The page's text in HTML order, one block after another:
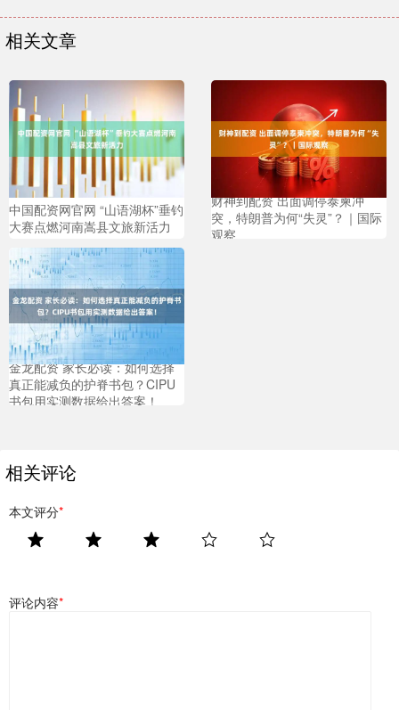
相关文章
中国配资网官网 “山语湖杯”垂钓
大赛点燃河南嵩县文旅新活力
财神到配资 出面调停泰柬冲
突，特朗普为何“失灵”？｜国际
观察
金龙配资 家长必读：如何选择
真正能减负的护脊书包？CIPU
书包用实测数据给出答案！
相关评论
本文评分*
评论内容*